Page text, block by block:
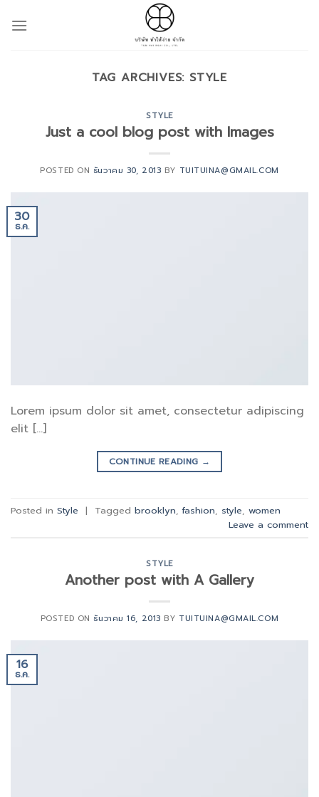
TAG ARCHIVES: STYLE
STYLE
Just a cool blog post with Images
POSTED ON ธันวาคม 30, 2013 BY TUITUINA@GMAIL.COM
30
ธ.ค.
Lorem ipsum dolor sit amet, consectetur adipiscing
elit […]
CONTINUE READING →
Posted in Style | Tagged brooklyn ,fashion style women
Leave a comment
STYLE
Another post with A Gallery
POSTED ON ธันวาคม 16, 2013 BY TUITUINA@GMAIL.COM
16
ธ.ค.